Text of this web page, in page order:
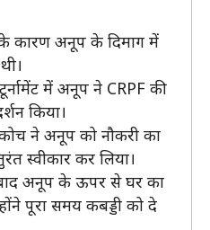
कारण अनूप के दिमाग में
में अनूप ने CRPF की
किया।
ने अनूप को नौकरी का
स्वीकार कर लिया।
अनूप के ऊपर से घर का
पूरा समय कबड्डी को दे